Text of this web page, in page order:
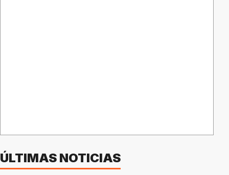
ÚLTIMAS NOTICIAS